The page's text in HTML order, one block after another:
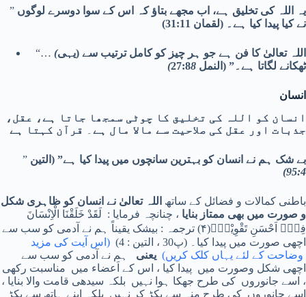
” یہ اللہ کی تخلیق ہے، اب مجھے بتاؤ کہ اس کے سوا دوسرے لوگوں
نے کیا پیدا کیا ہے۔ (لقمان 31:11)
“… (یہی) اللہ تعالیٰ کا فن ہے جو ہر چیز کو کامل ترتیب سے
ٹھکانے لگاتا ہے۔” (النمل 27:8 8)
انسان
انسان کو اللہ کی تخلیق کا چوٹی سمجھا جاتا ہے، عقل،
جذبات اور عقل کی صلاحیت سے مالا مال ہے
قرآن کہتا ہے
” بے شک ہم نے انسان کو بہترین سانچوں میں پیدا کیا ہے” (التین
95:4)
باطنی کمالات و فضائل کے ساتھ اللہ تعالیٰ نے انسان کو ظاہری شکل
و صورت میں بھی ممتاز بنایا ، چنانچہ فرمایا : لَقَدْ خَلَقْنَا الْاِنْسَانَ
فِیْۤ اَحْسَنِ تَقْوِیْمٍ٘(۴) ترجمہ : بیشک یقیناً ہم نے آدمی کو سب سے
اچھی صورت میں پیدا کیا۔ (پ30 ، التین : 4)
(اس آیت کی مزید
وضاحت کے لئے یہاں کلک کریں) یعنی
ہم نے آدمی کو سب سے
اچھی شکل وصورت میں پیدا کیا ، اس کے اَعضاء میں مناسبت رکھی
، اسے جانوروں کی طرح جھکا ہوا نہیں بلکہ سیدھی قامت والا بنایا ،
اسے جانوروں کی طرح منہ سے پکڑ کر نہیں بلکہ اپنے ہاتھ سے پکڑ